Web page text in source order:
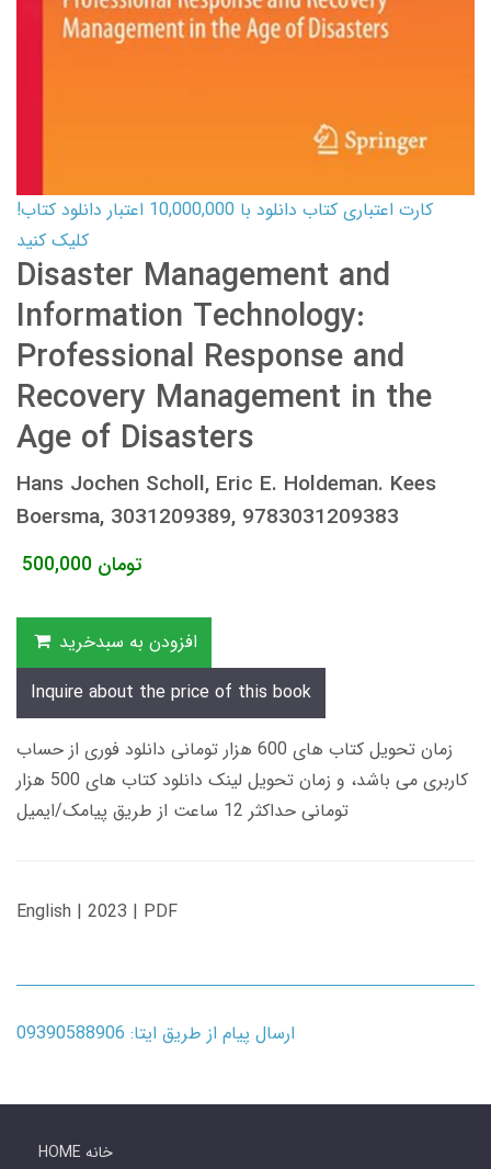
کارت اعتباری کتاب دانلود با 10,000,000 اعتبار دانلود کتاب!
کلیک کنید
Disaster Management and
Information Technology:
Professional Response and
Recovery Management in the
Age of Disasters
Hans Jochen Scholl, Eric E. Holdeman. Kees
Boersma, 3031209389, 9783031209383
500,000 تومان
افزودن به سبدخرید
Inquire about the price of this book
زمان تحویل کتاب های 600 هزار تومانی دانلود فوری از حساب
کاربری می باشد، و زمان تحویل لینک دانلود کتاب های 500 هزار
تومانی حداکثر 12 ساعت از طریق پیامک/ایمیل
English | 2023 | PDF
ارسال پیام از طریق ایتا: 09390588906
HOME خانه